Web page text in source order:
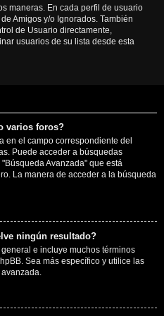
maneras. En cada perfil de usuario
Amigos y/o Ignorados. También
de Usuario directamente,
usuarios de su lista desde esta
varios foros?
en el campo correspondiente del
Puede acceder a búsquedas
Avanzada" que está
La manera de acceder a la búsqueda
ningún resultado?
e incluye muchos términos
Sea más específico y utilice las